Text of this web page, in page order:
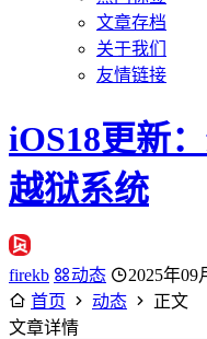
文章存档
关于我们
友情链接
iOS18更新
越狱系统
firekb 动态 2025年09
首页
动态
正文
文章详情